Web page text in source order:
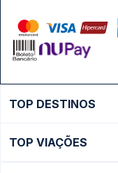
TOP DESTINOS
Ônibus São Paulo
TOP VIAÇÕES